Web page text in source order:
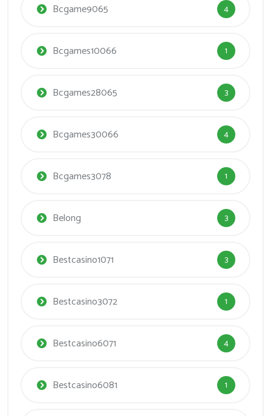
Bcgame9065 4
Bcgames10066 1
Bcgames28065 3
Bcgames30066 4
Bcgames3078 1
Belong 3
Bestcasino1071 3
Bestcasino3072 1
Bestcasino6071 4
Bestcasino6081 1